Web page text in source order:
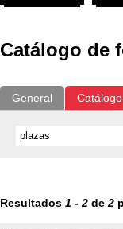
Catálogo de
General
Resultados 1 - 2 de 2